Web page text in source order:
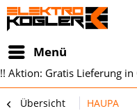
Menü
!! Aktion: Gratis Lieferung
Übersicht HAUPA